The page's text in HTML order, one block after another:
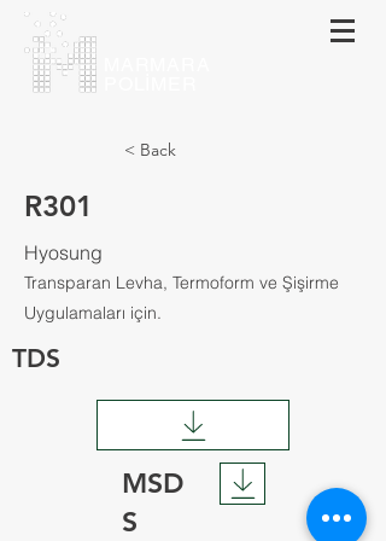
< Back
R301
Hyosung
Transparan Levha, Termoform ve Şişirme
Uygulamaları için.
TDS
MSD
S